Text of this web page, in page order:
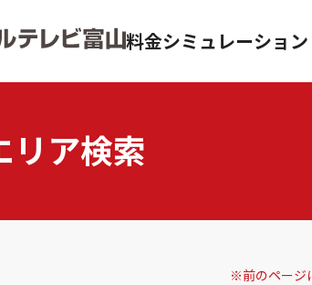
料金シミュレーション
リア検索
※前のページ